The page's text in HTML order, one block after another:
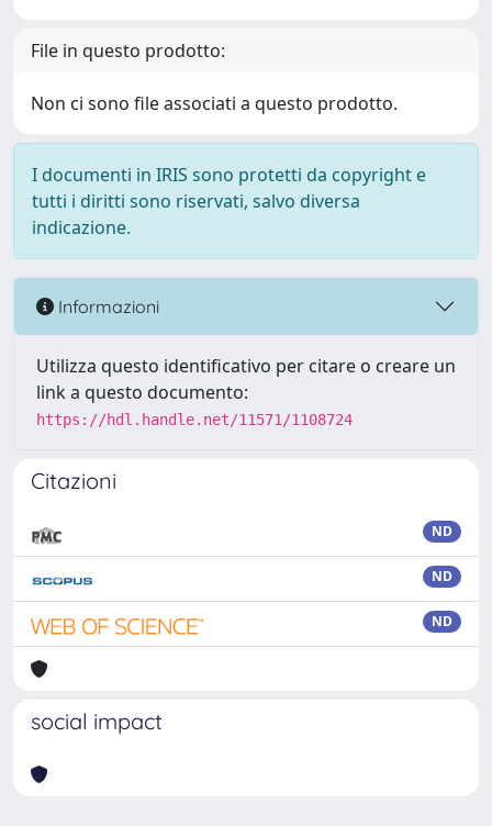
File in questo prodotto:
Non ci sono file associati a questo prodotto.
I documenti in IRIS sono protetti da copyright e
tutti i diritti sono riservati, salvo diversa
indicazione.
Informazioni
Utilizza questo identificativo per citare o creare un
link a questo documento:
https://hdl.handle.net/11571/1108724
Citazioni
ND
ND
ND
social impact